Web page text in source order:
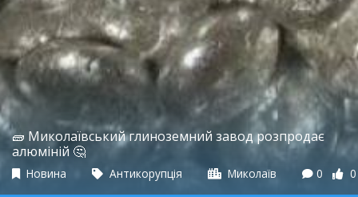
🧱 Миколаївський глиноземний завод розпродає
алюміній 🤔
Новина Антикорупція Миколаїв 0 0